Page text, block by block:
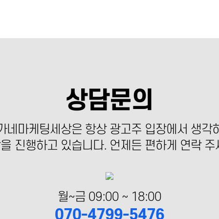
상담문의
네마케팅세상은 항상 광고주 입장에서 생각
진행하고 있습니다. 언제든 편하게 연락 주
월~금 09:00 ~ 18:00
070-4799-5476